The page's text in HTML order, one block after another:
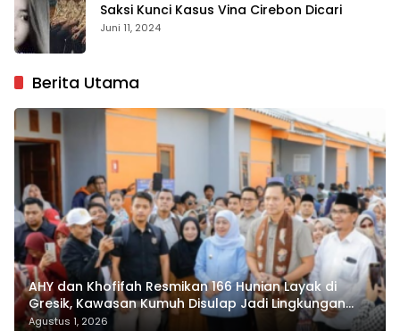
Saksi Kunci Kasus Vina Cirebon Dicari
Juni 11, 2024
Berita Utama
AHY dan Khofifah Resmikan 166 Hunian Layak di
Gresik, Kawasan Kumuh Disulap Jadi Lingkungan
ASRI
Agustus 1, 2026